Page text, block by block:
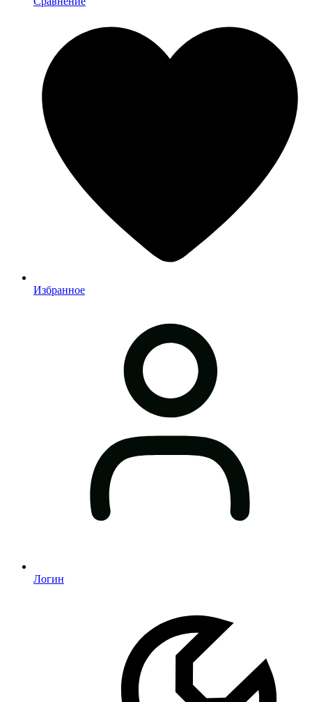
Избранное
Логин